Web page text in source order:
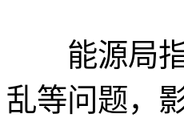
能源局指
乱等问题，